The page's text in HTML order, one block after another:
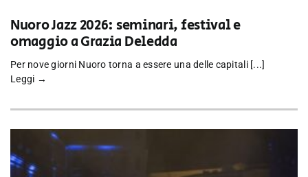
Nuoro Jazz 2026: seminari, festival e
omaggio a Grazia Deledda
Per nove giorni Nuoro torna a essere una delle capitali [...]
Leggi →